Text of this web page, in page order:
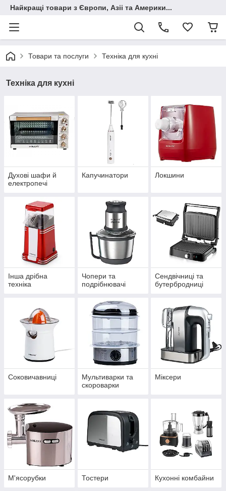
Найкращі товари з Європи, Азіі та Америки...
Товари та послуги Техніка для кухні
Техніка для кухні
Духові шафи й
електропечі
Капучинатори Локшини
Інша дрібна
техніка
Чопери та
подрібнювачі
Сендвічниці та
бутербродниці
Соковичавниці
Мультиварки та
скороварки
Міксери
М'ясорубки Тостери Кухонні комбайни